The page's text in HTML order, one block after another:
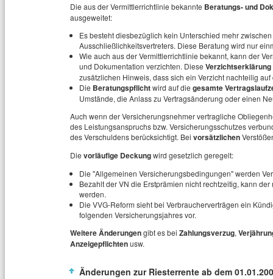
Die aus der Vermittlerrichtlinie bekannte Beratungs- und
ausgeweitet:
Es besteht diesbezüglich kein Unterschied mehr
Ausschließlichkeitsvertreters. Diese Beratung wird nur
Wie auch aus der Vermittlerrichtlinie bekannt, kann der
und Dokumentation verzichten. Diese Verzichtserklärung
zusätzlichen Hinweis, dass sich ein Verzicht nachteilig
Die Beratungspflichtwird auf die gesamte
Umstände, die Anlass zu Vertragsänderung oder einen
Auch wenn der Versicherungsnehmer vertragliche
des Leistungsanspruchs bzw. Versicherungsschutzes
des Verschuldens berücksichtigt. Bei vorsätzlichen
Die vorläufige Deckungwird gesetzlich geregelt:
Die "Allgemeinen Versicherungsbedingungen" werden
Bezahlt der VN die Erstprämien nicht rechtzeitig, kann
werden.
Die VVG-Reform sieht bei Verbraucherverträgen ein
folgenden Versicherungsjahres vor.
Weitere Änderungengibt es bei Zahlungsverzug,
Anzeigepflichtenusw.
Änderungen zur Riesterrente ab dem